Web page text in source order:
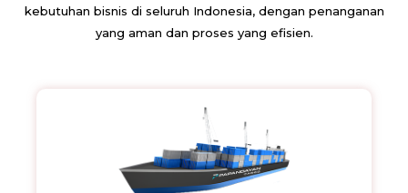
kebutuhan bisnis di seluruh Indonesia, dengan penanganan
yang aman dan proses yang efisien.